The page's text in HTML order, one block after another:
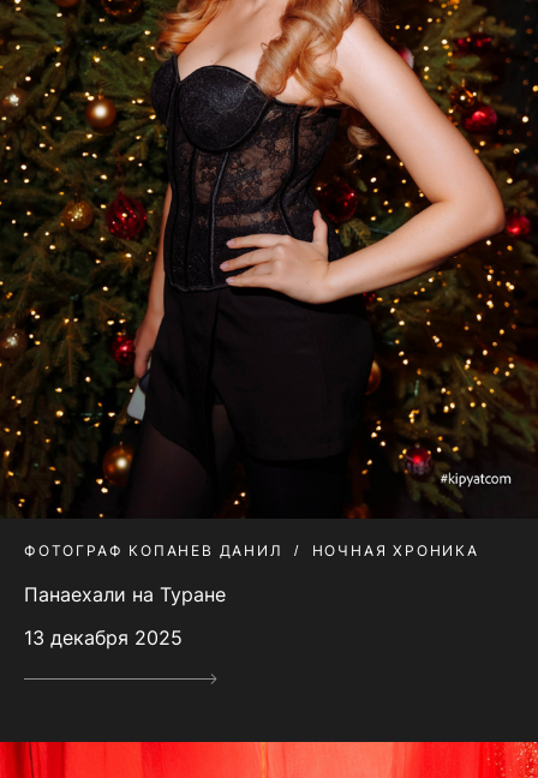
ФОТОГРАФ КОПАНЕВ ДАНИЛ НОЧНАЯ ХРОНИКА
Панаехали на Туране
13 декабря 2025